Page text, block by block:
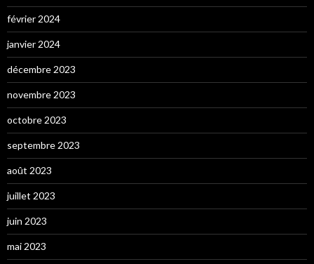
février 2024
janvier 2024
décembre 2023
novembre 2023
octobre 2023
septembre 2023
août 2023
juillet 2023
juin 2023
mai 2023